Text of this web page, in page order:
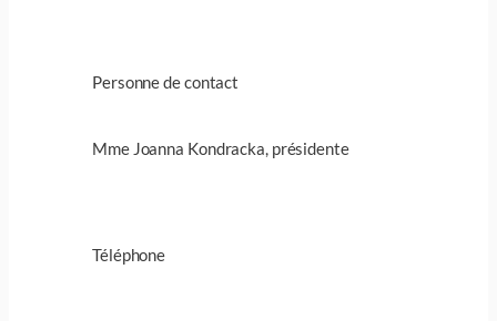
Personne de contact
Mme Joanna Kondracka, présidente
Téléphone